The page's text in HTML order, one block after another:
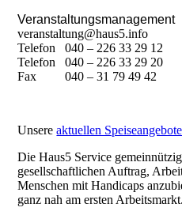
Veranstaltungsmanagement
veranstaltung@haus5.info
Telefon 040 – 226 33 29 12
Telefon 040 – 226 33 29 20
Fax 040 – 31 79 49 42
Unsereaktuellen
Die Haus5 Service
gesellschaftlichen Auftrag,
Menschen mit Handicaps
ganz nah am ersten Arbeitsmarkt.